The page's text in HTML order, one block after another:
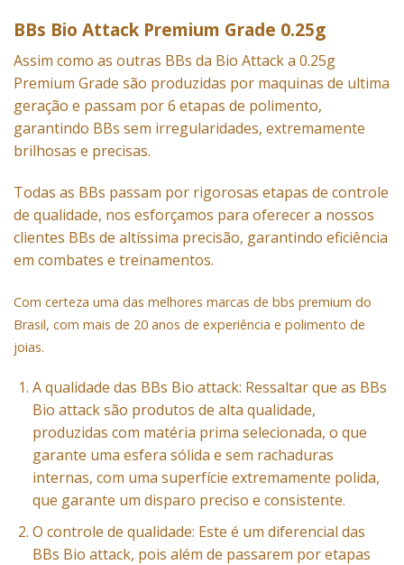
BBs Bio Attack Premium Grade 0.25g
Assim como as outras BBs da Bio Attacka 0.25g
Premium Grade são produzidas por maquinas de ultima
geração e passam por 6 etapas de polimento,
garantindo BBs sem irregularidades, extremamente
brilhosas e precisas.
Todas as BBs passam por rigorosas etapas de controle
de qualidade, nos esforçamos para oferecer a nossos
clientes BBs de altíssima precisão, garantindo eficiência
em combates e treinamentos.
Com certeza uma das melhores marcas de bbs premium do
Brasil, com mais de 20 anos de experiência e polimento de
joias.
A qualidade das BBs Bio attack: Ressaltar que as BBs
Bio attack são produtos de alta qualidade,
produzidas com matéria prima selecionada, o que
garante uma esfera sólida e sem rachaduras
internas, com uma superfície extremamente polida,
que garante um disparo preciso e consistente.
O controle de qualidade: Este é um diferencial das
BBs Bio attack, pois além de passarem por etapas